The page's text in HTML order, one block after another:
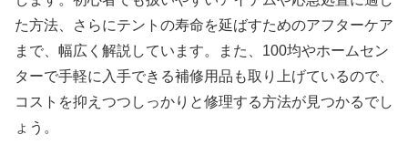
た方法、さらにテントの寿命を延ばすためのアフターケア
まで、幅広く解説しています。また、100均やホームセン
ターで手軽に入手できる補修用品も取り上げているので、
コストを抑えつつしっかりと修理する方法が見つかるでし
ょう。